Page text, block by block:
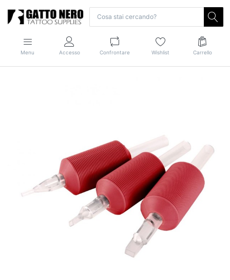
Menu Accesso Confrontare Wishlist Carrello